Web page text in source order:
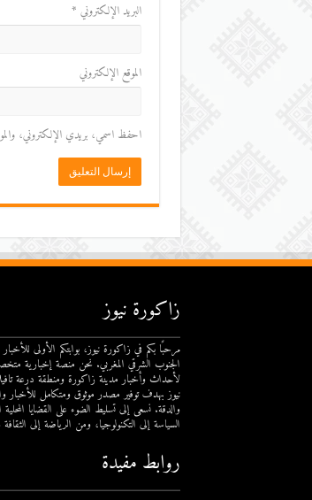
البريد الإلكتروني *
الموقع الإلكتروني
احفظ اسمي، بريدي الإلكتروني،
زاكورة نيوز
مرحبًا بكم في زاكورة نيوز، بوابتكم الأولى
الجنوب الشرقي المغربي. نحن منصة إخبارية
لأحداث وأخبار مدينة زاكورة ومنطقة درعة
نيوز بهدف توفير مصدر موثوق ومتكامل للأخبار
والدقة. نسعى إلى تسليط الضوء على القضايا
السياسة إلى التكنولوجيا، ومن الرياضة إلى
روابط مفيدة